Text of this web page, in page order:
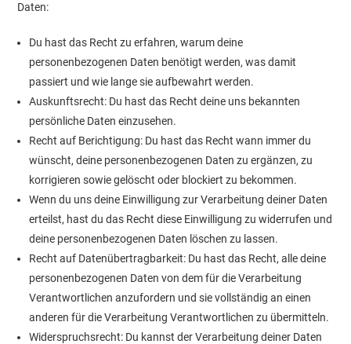
Daten:
Du hast das Recht zu erfahren, warum deine
personenbezogenen Daten benötigt werden, was damit
passiert und wie lange sie aufbewahrt werden.
Auskunftsrecht: Du hast das Recht deine uns bekannten
persönliche Daten einzusehen.
Recht auf Berichtigung: Du hast das Recht wann immer du
wünscht, deine personenbezogenen Daten zu ergänzen, zu
korrigieren sowie gelöscht oder blockiert zu bekommen.
Wenn du uns deine Einwilligung zur Verarbeitung deiner Daten
erteilst, hast du das Recht diese Einwilligung zu widerrufen und
deine personenbezogenen Daten löschen zu lassen.
Recht auf Datenübertragbarkeit: Du hast das Recht, alle deine
personenbezogenen Daten von dem für die Verarbeitung
Verantwortlichen anzufordern und sie vollständig an einen
anderen für die Verarbeitung Verantwortlichen zu übermitteln.
Widerspruchsrecht: Du kannst der Verarbeitung deiner Daten